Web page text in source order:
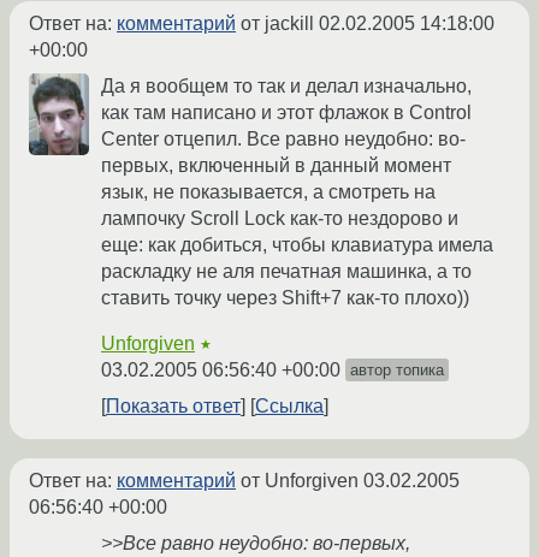
Ответ на: комментарий от jackill 02.02.2005 14:18:00
+00:00
Да я вообщем то так и делал изначально,
как там написано и этот флажок в Control
Center отцепил. Все равно неудобно: во-
первых, включенный в данный момент
язык, не показывается, а смотреть на
лампочку Scroll Lock как-то нездорово и
еще: как добиться, чтобы клавиатура имела
раскладку не аля печатная машинка, а то
ставить точку через Shift+7 как-то плохо))
Unforgiven ★
03.02.2005 06:56:40 +00:00 автор топика
Показать ответ Ссылка
Ответ на: комментарий от Unforgiven 03.02.2005
06:56:40 +00:00
>>Все равно неудобно: во-первых,